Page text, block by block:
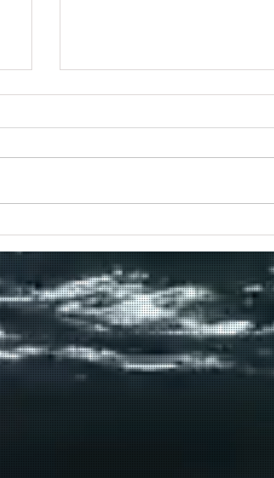
μεταφοράς μεταναστών από τη
Σούδα